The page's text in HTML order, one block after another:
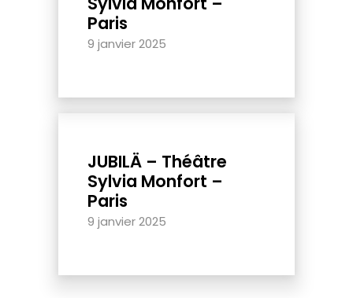
Paris
9 janvier 2025
JUBILÄ – Théâtre
Sylvia Monfort –
Paris
9 janvier 2025